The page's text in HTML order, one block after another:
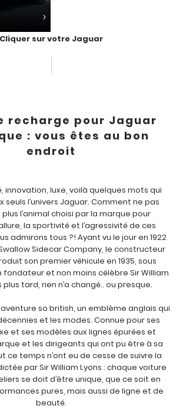
Cliquer sur votre Jaguar
recharge pour Jaguar
: vous êtes au bon
endroit
innovation, luxe, voilà quelques mots qui
seuls l’univers Jaguar. Comment ne pas
l’animal choisi par la marque pour
la sportivité et l’agressivité de ces
admirons tous ?! Ayant vu le jour en 1922
Sidecar Company, le constructeur
son premier véhicule en 1935, sous
fondateur et non moins célèbre Sir William
plus tard, rien n’a changé.. ou presque.
aventure so british, un emblème anglais qui
et les modes. Connue pour ses
et ses modèles aux lignes épurées et
et les dirigeants qui ont pu être à sa
ce temps n’ont eu de cesse de suivre la
par Sir William Lyons : chaque voiture
se doit d’être unique, que ce soit en
pures, mais aussi de ligne et de
beauté.